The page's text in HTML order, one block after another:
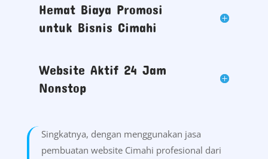
Hemat Biaya Promosi
untuk Bisnis Cimahi
Website Aktif 24 Jam
Nonstop
Singkatnya, dengan menggunakan jasa
pembuatan website Cimahi profesional dari